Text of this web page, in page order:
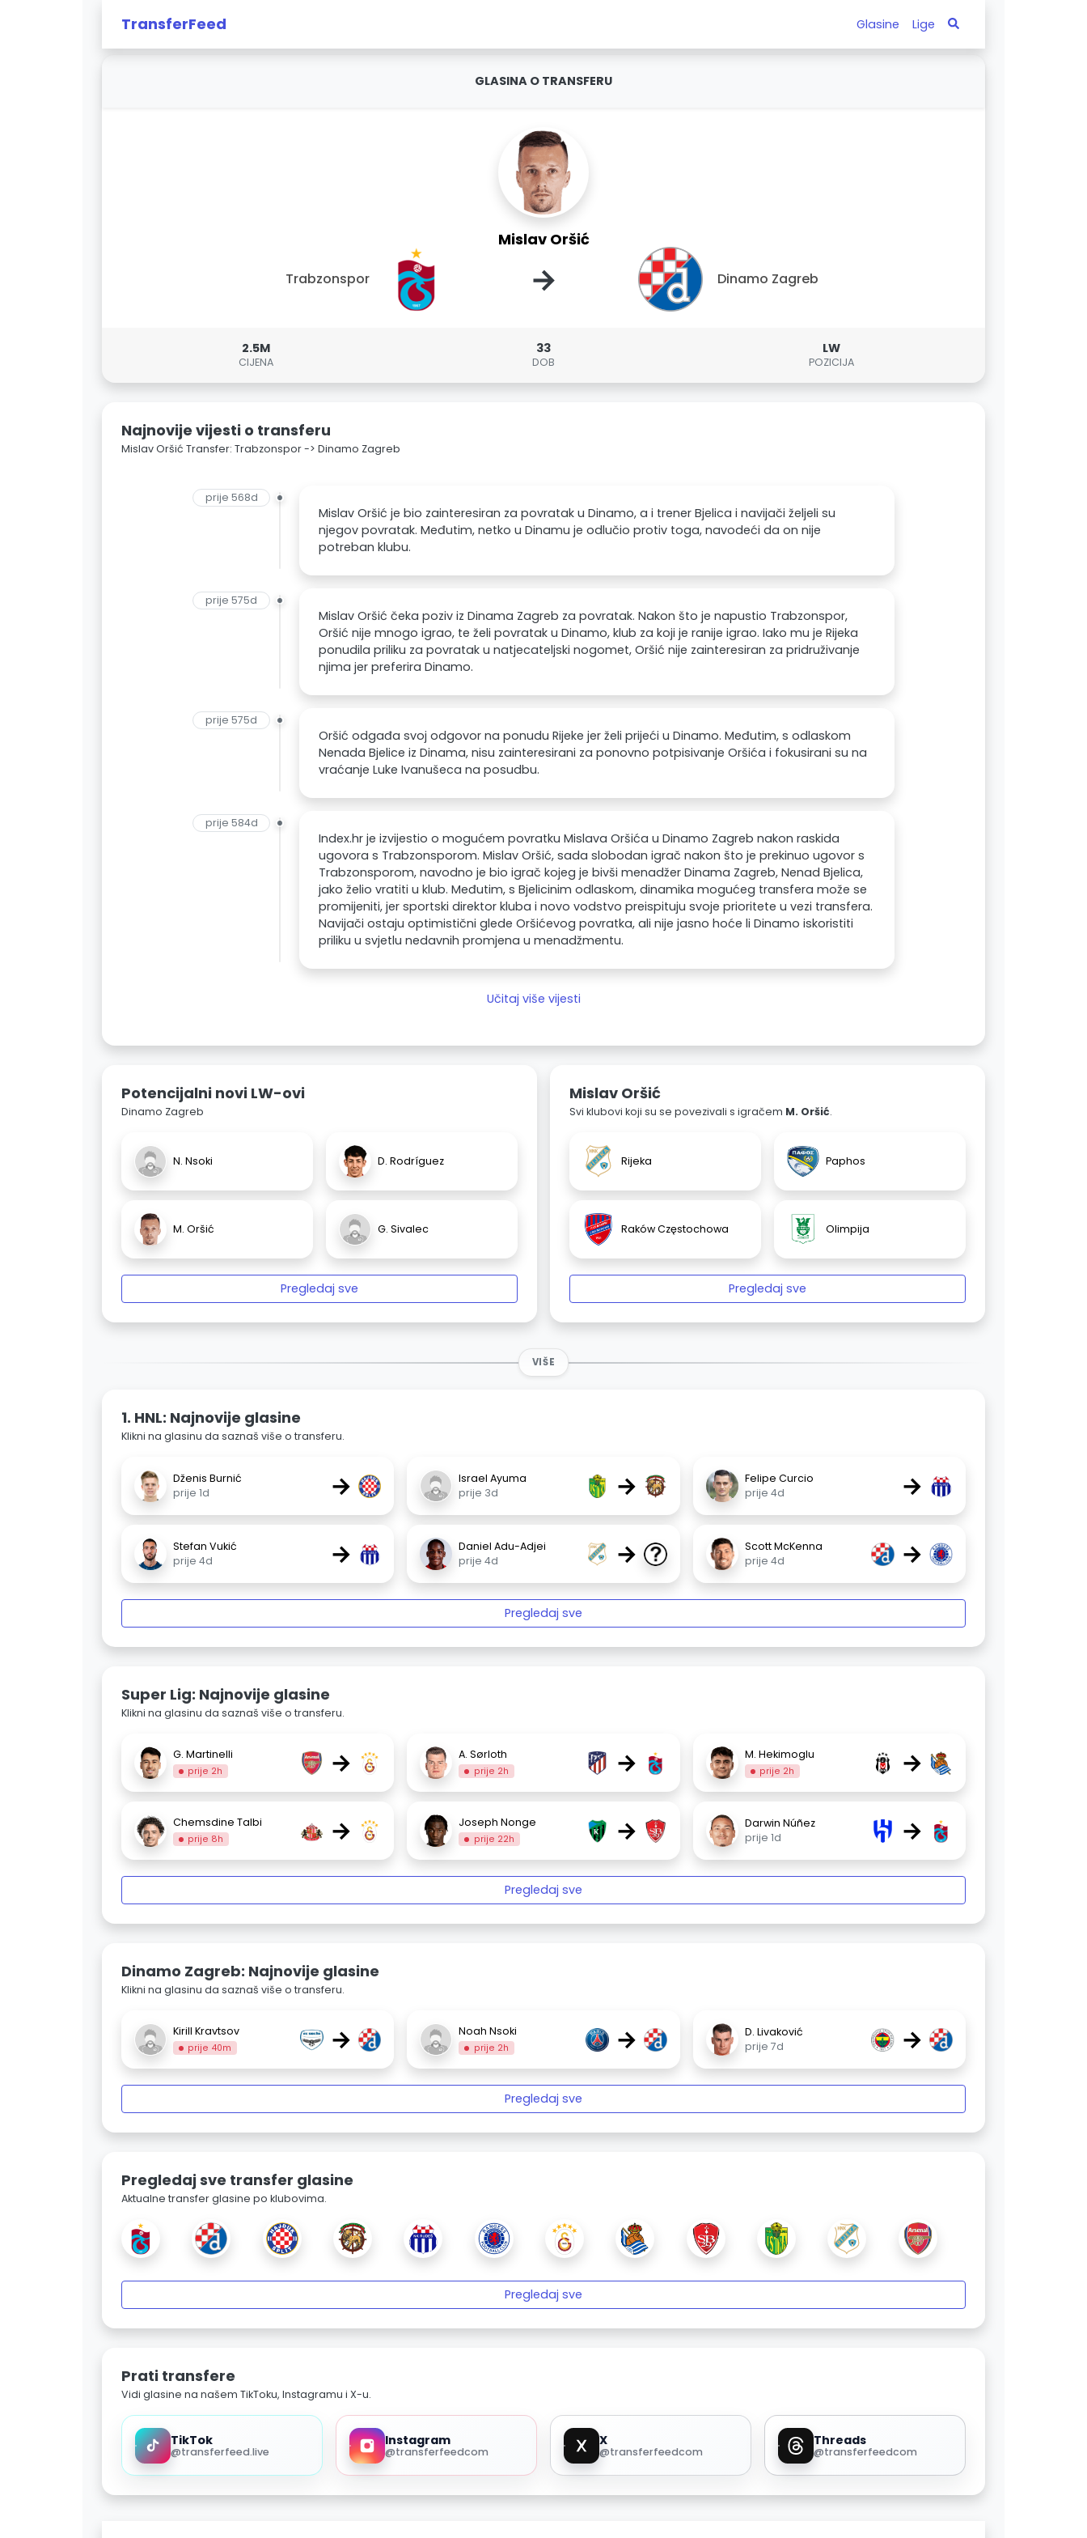
TransferFeed Glasine Lige
GLASINA O TRANSFERU
Mislav Oršić
Trabzonspor → Dinamo Zagreb
2.5M
CIJENA
33
DOB
LW
POZICIJA
Najnovije vijesti o transferu
Mislav Oršić Transfer: Trabzonspor -> Dinamo Zagreb
prije 568d
Mislav Oršić je bio zainteresiran za povratak u Dinamo, a i trener Bjelica i navijači željeli su
njegov povratak. Međutim, netko u Dinamu je odlučio protiv toga, navodeći da on nije
potreban klubu.
prije 575d
Mislav Oršić čeka poziv iz Dinama Zagreb za povratak. Nakon što je napustio Trabzonspor,
Oršić nije mnogo igrao, te želi povratak u Dinamo, klub za koji je ranije igrao. Iako mu je Rijeka
ponudila priliku za povratak u natjecateljski nogomet, Oršić nije zainteresiran za pridruživanje
njima jer preferira Dinamo.
prije 575d
Oršić odgađa svoj odgovor na ponudu Rijeke jer želi prijeći u Dinamo. Međutim, s odlaskom
Nenada Bjelice iz Dinama, nisu zainteresirani za ponovno potpisivanje Oršića i fokusirani su na
vraćanje Luke Ivanušeca na posudbu.
prije 584d
Index.hr je izvijestio o mogućem povratku Mislava Oršića u Dinamo Zagreb nakon raskida
ugovora s Trabzonsporom. Mislav Oršić, sada slobodan igrač nakon što je prekinuo ugovor s
Trabzonsporom, navodno je bio igrač kojeg je bivši menadžer Dinama Zagreb, Nenad Bjelica,
jako želio vratiti u klub. Međutim, s Bjelicinim odlaskom, dinamika mogućeg transfera može se
promijeniti, jer sportski direktor kluba i novo vodstvo preispituju svoje prioritete u vezi transfera.
Navijači ostaju optimistični glede Oršićevog povratka, ali nije jasno hoće li Dinamo iskoristiti
priliku u svjetlu nedavnih promjena u menadžmentu.
Učitaj više vijesti
Potencijalni novi LW-ovi
Dinamo Zagreb
N. Nsoki D. Rodríguez
M. Oršić G. Sivalec
Pregledaj sve
Mislav Oršić
Svi klubovi koji su se povezivali s igračem M. Oršić.
Rijeka Paphos
Raków Częstochowa Olimpija
Pregledaj sve
VIŠE
1. HNL: Najnovije glasine
Klikni na glasinu da saznaš više o transferu.
Dženis Burnić
prije 1d
→
Israel Ayuma
prije 3d
→
Felipe Curcio
prije 4d
→
Stefan Vukić
prije 4d
→
Daniel Adu-Adjei
prije 4d
→
Scott McKenna
prije 4d
→
Pregledaj sve
Super Lig: Najnovije glasine
Klikni na glasinu da saznaš više o transferu.
G. Martinelli
prije 2h → A. Sørloth
prije 2h → M. Hekimoglu
prije 2h →
Chemsdine Talbi
prije 8h → Joseph Nonge
prije 22h →
Darwin Núñez
prije 1d
→
Pregledaj sve
Dinamo Zagreb: Najnovije glasine
Klikni na glasinu da saznaš više o transferu.
Kirill Kravtsov
prije 40m → Noah Nsoki
prije 2h →
D. Livaković
prije 7d
→
Pregledaj sve
Pregledaj sve transfer glasine
Aktualne transfer glasine po klubovima.
Pregledaj sve
Prati transfere
Vidi glasine na našem TikToku, Instagramu i X-u.
TikTok
@transferfeed.live
Instagram
@transferfeedcom
X
@transferfeedcom
Threads
@transferfeedcom